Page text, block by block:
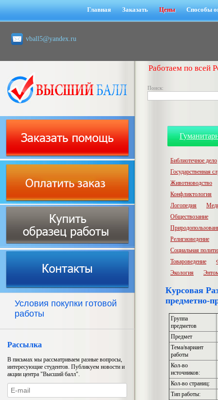
Главная Заказать Цены Способы
vball5@yandex.ru
Работаем по всей
Поиск:
Условия покупки готовой
работы
Рассылка
В письмах мы рассматриваем разные вопросы,
интересующие студентов. Публикуем новости и
акции центра "Высший балл".
Библиотечное дело
Государственная
Животноводство
Конфликтология
Логопедия
Обществозание
Религиоведение
Социальная
Товароведение
Экология
Курсовая
предметно-
Группа
предметов
Предмет
Тема/вариант
работы
Кол-во
источников:
Кол-во страниц:
Тип работы: